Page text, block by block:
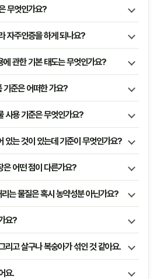
무엇인가요?
자주인증을 하게 되나요?
관한 기본 태도는 무엇인가요?
기준은 어떠한 가요?
사용 기준은 무엇인가요?
있는 것이 있는데 기준이 무엇인가요?
은 어떤 점이 다른가요?
는 물질은 혹시 농약성분 아닌가요?
요?
리고 살구나 복숭아가 섞인 것 같아요.
요.